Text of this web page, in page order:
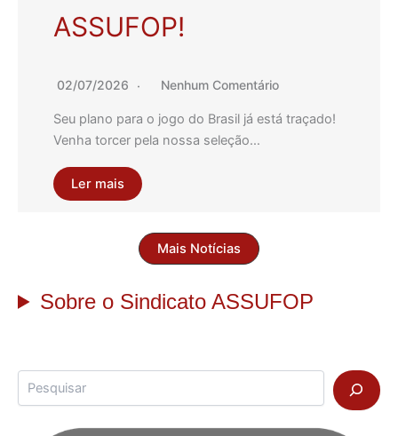
ASSUFOP!
02/07/2026 Nenhum Comentário
Seu plano para o jogo do Brasil já está traçado!
Venha torcer pela nossa seleção…
Ler mais
Mais Notícias
Sobre o Sindicato ASSUFOP
Pesquisar